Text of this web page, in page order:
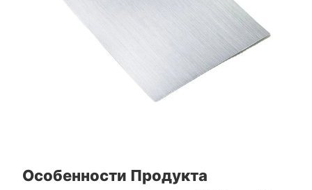
Особенности Продукта